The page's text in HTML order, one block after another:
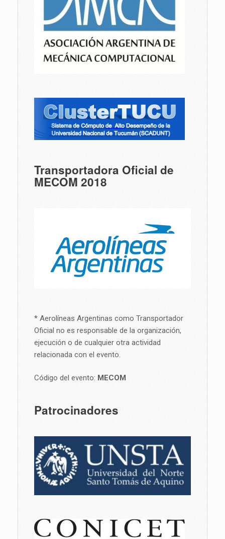
Transportadora Oficial de
MECOM 2018
* Aerolíneas Argentinas como Transportador
Oficial no es responsable de la organización,
ejecución o de cualquier otra actividad
relacionada con el evento.
Código del evento: MECOM
Patrocinadores